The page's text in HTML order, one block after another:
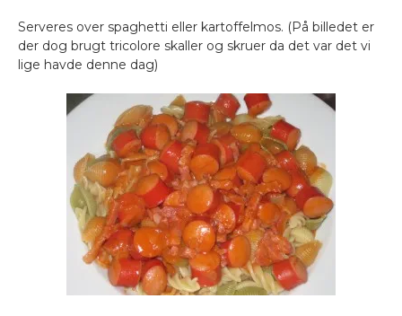
Serveres over spaghetti eller kartoffelmos. (På billedet er
der dog brugt tricolore skaller og skruer da det var det vi
lige havde denne dag)